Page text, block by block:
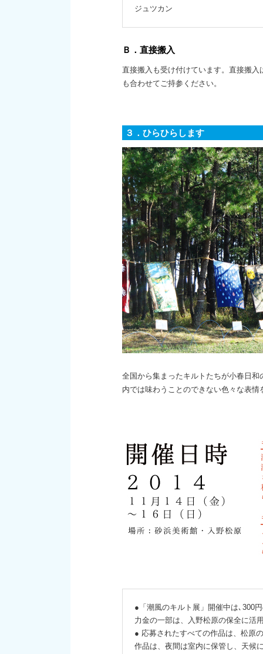
ジュツカン
Ｂ．直接搬入
直接搬入も受け付けています。直接搬
も合わせてご持参ください。
３．ひらひらします
全国から集まったキルトたちが小春日
内では味わうことのできない色々な表情
●「潮風のキルト展」開催中は､300
力金の一部は、入野松原の保全に活
● 応募されたすべての作品は、松原
作品は、夜間は室内に保管し、天候